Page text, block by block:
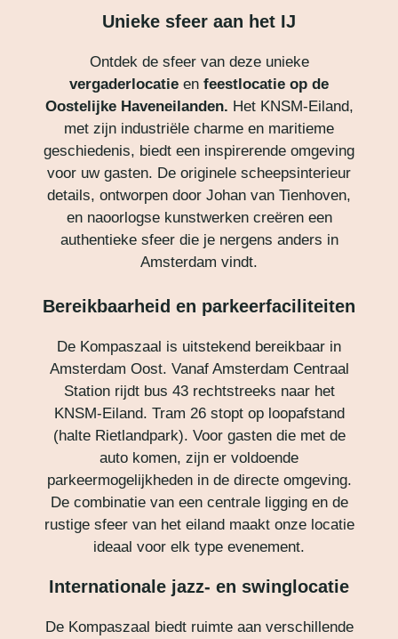
Unieke sfeer aan het IJ
Ontdek de sfeer van deze unieke
vergaderlocatie en feestlocatie op de
Oostelijke Haveneilanden. Het KNSM-Eiland,
met zijn industriële charme en maritieme
geschiedenis, biedt een inspirerende omgeving
voor uw gasten. De originele scheepsinterieur
details, ontworpen door Johan van Tienhoven,
en naoorlogse kunstwerken creëren een
authentieke sfeer die je nergens anders in
Amsterdam vindt.
Bereikbaarheid en parkeerfaciliteiten
De Kompaszaal is uitstekend bereikbaar in
Amsterdam Oost. Vanaf Amsterdam Centraal
Station rijdt bus 43 rechtstreeks naar het
KNSM-Eiland. Tram 26 stopt op loopafstand
(halte Rietlandpark). Voor gasten die met de
auto komen, zijn er voldoende
parkeermogelijkheden in de directe omgeving.
De combinatie van een centrale ligging en de
rustige sfeer van het eiland maakt onze locatie
ideaal voor elk type evenement.
Internationale jazz- en swinglocatie
De Kompaszaal biedt ruimte aan verschillende